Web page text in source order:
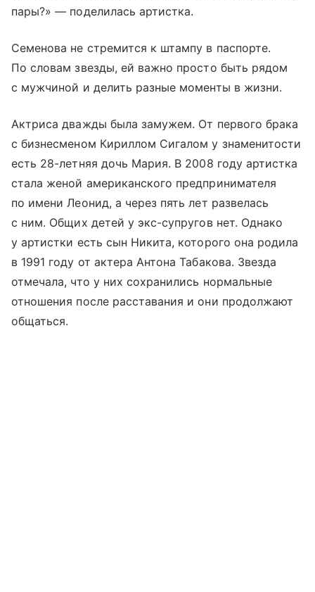
пары?» — поделилась артистка.
Семенова не стремится к штампу в паспорте.
По словам звезды, ей важно просто быть рядом
с мужчиной и делить разные моменты в жизни.
Актриса дважды была замужем. От первого брака
с бизнесменом Кириллом Сигалом у знаменитости
есть 28-летняя дочь Мария. В 2008 году артистка
стала женой американского предпринимателя
по имени Леонид, а через пять лет развелась
с ним. Общих детей у экс-супругов нет. Однако
у артистки есть сын Никита, которого она родила
в 1991 году от актера Антона Табакова. Звезда
отмечала, что у них сохранились нормальные
отношения после расставания и они продолжают
общаться.